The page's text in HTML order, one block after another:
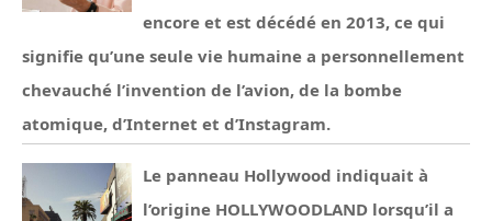
encore et est décédé en 2013, ce qui
signifie qu’une seule vie humaine a personnellement
chevauché l’invention de l’avion, de la bombe
atomique, d’Internet et d’Instagram.
Le panneau Hollywood indiquait à
l’origine HOLLYWOODLAND lorsqu’il a